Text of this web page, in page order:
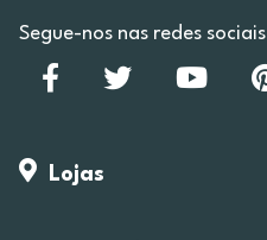
Segue-nos nas redes sociais
Lojas